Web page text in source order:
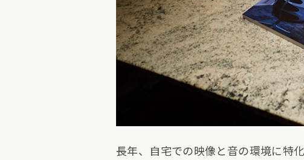
長年、自宅での映像と音の環境に特